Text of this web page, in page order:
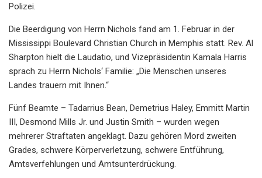
Polizei.
Die Beerdigung von Herrn Nichols fand am 1. Februar in der
Mississippi Boulevard Christian Church in Memphis statt. Rev. Al
Sharpton hielt die Laudatio, und Vizepräsidentin Kamala Harris
sprach zu Herrn Nichols‘ Familie: „Die Menschen unseres
Landes trauern mit Ihnen.“
Fünf Beamte – Tadarrius Bean, Demetrius Haley, Emmitt Martin
III, Desmond Mills Jr. und Justin Smith – wurden wegen
mehrerer Straftaten angeklagt. Dazu gehören Mord zweiten
Grades, schwere Körperverletzung, schwere Entführung,
Amtsverfehlungen und Amtsunterdrückung.